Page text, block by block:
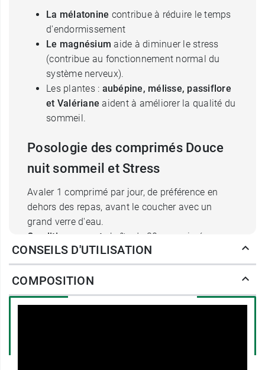
La mélatonine contribue à réduire le temps
d'endormissement
Le magnésium aide à diminuer le stress
(contribue au fonctionnement normal du
système nerveux).
Les plantes : aubépine, mélisse, passiflore
et Valériane aident à améliorer la qualité du
sommeil.
Posologie des comprimés Douce
nuit sommeil et Stress
Avaler 1 comprimé par jour, de préférence en
dehors des repas, avant le coucher avec un
grand verre d'eau.
Conditionnement :
boîte de 30 comprimés.
Découvrez les autres solutions de la marque, par
exemple l'orthèse dentaire Douce Nuit
CONSEILS D'UTILISATION
COMPOSITION